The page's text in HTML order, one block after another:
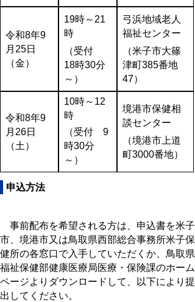
令和8年9
月25日
（金）
19時～21
時
（受付
18時30分
～）
弓浜地域老人
福祉センター
（米子市大篠
津町385番地
47）
令和8年9
月26日
（土）
10時～12
時
（受付 9
時30分
～）
境港市保健相
談センター
（境港市上道
町3000番地）
申込方法
事前配布を希望される方は、申込書を米子
市、境港市又は鳥取県西部総合事務所米子保
健所の各窓口で入手していただくか、鳥取県
福祉保健部健康医療局医療・保険課のホーム
ページよりダウンロードして、以下により提
出してください。